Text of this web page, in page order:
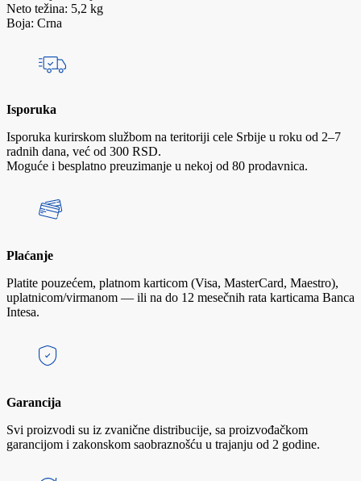
Neto težina: 5,2 kg
Boja: Crna
Isporuka
Isporuka kurirskom službom na teritoriji cele Srbije u roku od 2–7
radnih dana, već od 300 RSD.
Moguće i besplatno preuzimanje u nekoj od 80 prodavnica.
Plaćanje
Platite pouzećem, platnom karticom (Visa, MasterCard, Maestro),
uplatnicom/virmanom — ili na do 12 mesečnih rata karticama Banca
Intesa.
Garancija
Svi proizvodi su iz zvanične distribucije, sa proizvođačkom
garancijom i zakonskom saobraznošću u trajanju od 2 godine.